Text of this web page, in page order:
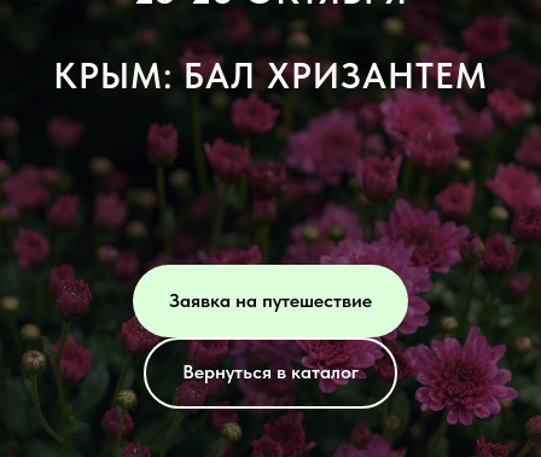
КРЫМ: БАЛ ХРИЗАНТЕМ
Заявка на путешествие
Вернуться в каталог